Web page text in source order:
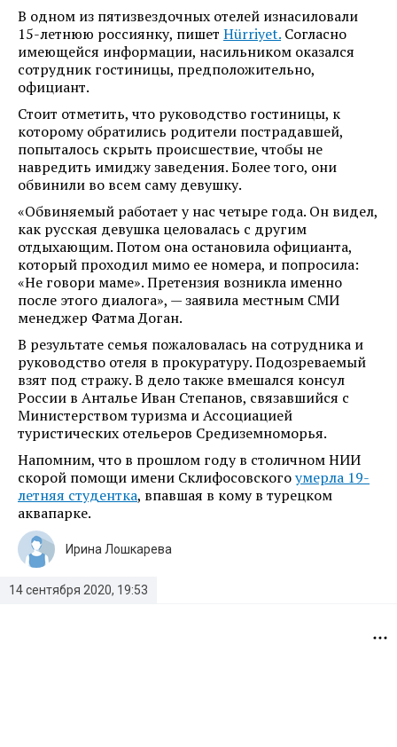
В одном из пятизвездочных отелей изнасиловали
15-летнюю россиянку, пишет Hürriyet. Согласно
имеющейся информации, насильником оказался
сотрудник гостиницы, предположительно,
официант.
Стоит отметить, что руководство гостиницы, к
которому обратились родители пострадавшей,
попыталось скрыть происшествие, чтобы не
навредить имиджу заведения. Более того, они
обвинили во всем саму девушку.
«Обвиняемый работает у нас четыре года. Он видел,
как русская девушка целовалась с другим
отдыхающим. Потом она остановила официанта,
который проходил мимо ее номера, и попросила:
«Не говори маме». Претензия возникла именно
после этого диалога», — заявила местным СМИ
менеджер Фатма Доган.
В результате семья пожаловалась на сотрудника и
руководство отеля в прокуратуру. Подозреваемый
взят под стражу. В дело также вмешался консул
России в Анталье Иван Степанов, связавшийся с
Министерством туризма и Ассоциацией
туристических отельеров Средиземноморья.
Напомним, что в прошлом году в столичном НИИ
скорой помощи имени Склифосовскогоумерла 19-
летняя студентка, впавшая в кому в турецком
аквапарке.
14 сентября 2020, 19:53
Ирина Лошкарева